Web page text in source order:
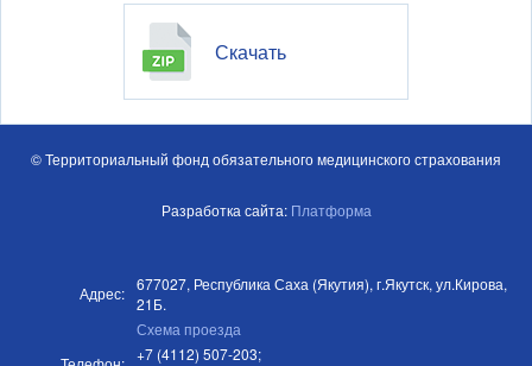
Скачать
© Территориальный фонд обязательного медицинского страхования
Разработка сайта: Платформа
Адрес: 677027, Республика Саха (Якутия), г.Якутск, ул.Кирова,
21Б.
Схема проезда
+7 (4112) 507-203;